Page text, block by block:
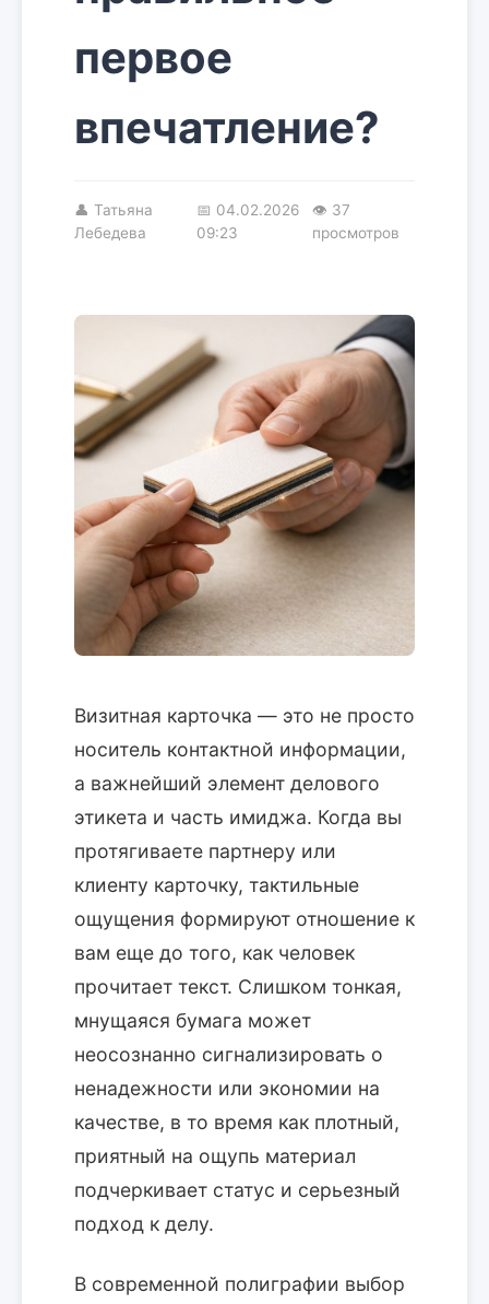
первое
впечатление?
👤 Татьяна
Лебедева
📅 04.02.2026
09:23
👁 37
просмотров
Визитная карточка — это не просто
носитель контактной информации,
а важнейший элемент делового
этикета и часть имиджа. Когда вы
протягиваете партнеру или
клиенту карточку, тактильные
ощущения формируют отношение к
вам еще до того, как человек
прочитает текст. Слишком тонкая,
мнущаяся бумага может
неосознанно сигнализировать о
ненадежности или экономии на
качестве, в то время как плотный,
приятный на ощупь материал
подчеркивает статус и серьезный
подход к делу.
В современной полиграфии выбор